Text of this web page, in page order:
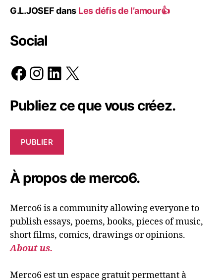
G.L.JOSEFdans Les défis de l’amour👍
Social
Facebook
Instagram
LinkedIn
X
Publiez ce que vous créez.
PUBLIER
À propos de merco6.
Merco6 is a community allowing everyone to
publish essays, poems, books, pieces of music,
short films, comics, drawings or opinions.
About us.
Merco6 est un espace gratuit permettant à